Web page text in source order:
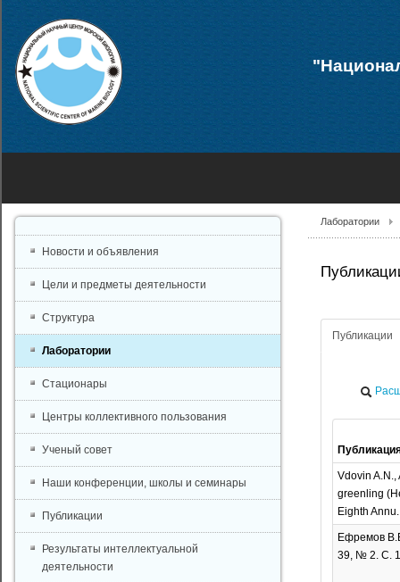
Лаборатории
Публикации
Vdovin
greenling
Eighth
Ефремов
39, № 2. С.
Новости и объявления
Цели и предметы деятельности
Структура
Лаборатории
Стационары
Центры коллективного пользования
Ученый совет
Наши конференции, школы и семинары
Публикации
Результаты интеллектуальной
деятельности